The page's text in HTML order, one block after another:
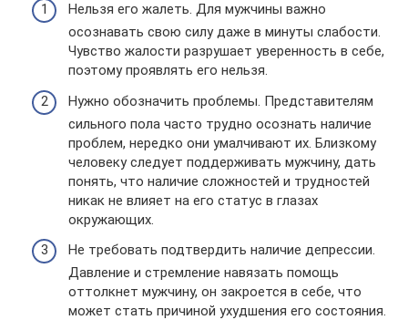
Нельзя его жалеть. Для мужчины важно
осознавать свою силу даже в минуты слабости.
Чувство жалости разрушает уверенность в себе,
поэтому проявлять его нельзя.
Нужно обозначить проблемы. Представителям
сильного пола часто трудно осознать наличие
проблем, нередко они умалчивают их. Близкому
человеку следует поддерживать мужчину, дать
понять, что наличие сложностей и трудностей
никак не влияет на его статус в глазах
окружающих.
Не требовать подтвердить наличие депрессии.
Давление и стремление навязать помощь
оттолкнет мужчину, он закроется в себе, что
может стать причиной ухудшения его состояния.